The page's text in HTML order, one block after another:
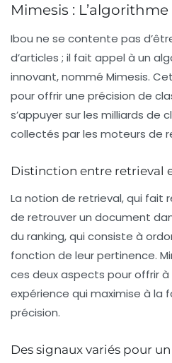
Mimesis :
Ibou ne se contente pas
d’articles ; il fait appel à un
innovant, nommé Mimesis.
pour offrir une précision de
s’appuyer sur les milliards de
collectés par les moteurs de
Distinction entre retrieval
La notion de retrieval, qui fait
de retrouver un document
du ranking, qui consiste à
fonction de leur pertinence.
ces deux aspects pour offrir à
expérience qui maximise à la
précision.
Des signaux variés pour